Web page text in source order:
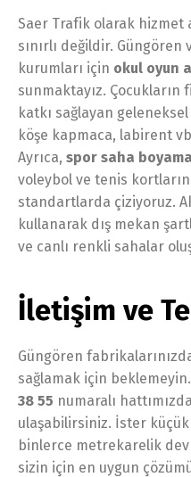
Saer Trafik olarak hizmet
sınırlı değildir.
kurumları için okul oyun
sunmaktayız.
katkı sağlayan
köşe kapmaca, labirent
Ayrıca, spor saha boyama
voleybol ve tenis
standartlarda çiziyoruz.
kullanarak dış mekan
ve canlı renkli sahalar
İletişim ve
Güngören
sağlamak için beklemeyin.
38 55 numaralı
ulaşabilirsiniz. İster
binlerce metrekarelik
sizin için en uygun